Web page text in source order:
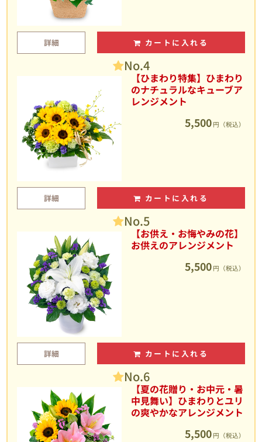
詳細 カートに入れる
No.4
【ひまわり特集】ひまわり
のナチュラルなキューブア
レンジメント
5,500 円（税込）
詳細 カートに入れる
No.5
【お供え・お悔やみの花】
お供えのアレンジメント
5,500 円（税込）
詳細 カートに入れる
No.6
【夏の花贈り・お中元・暑
中見舞い】ひまわりとユリ
の爽やかなアレンジメント
5,500 円（税込）